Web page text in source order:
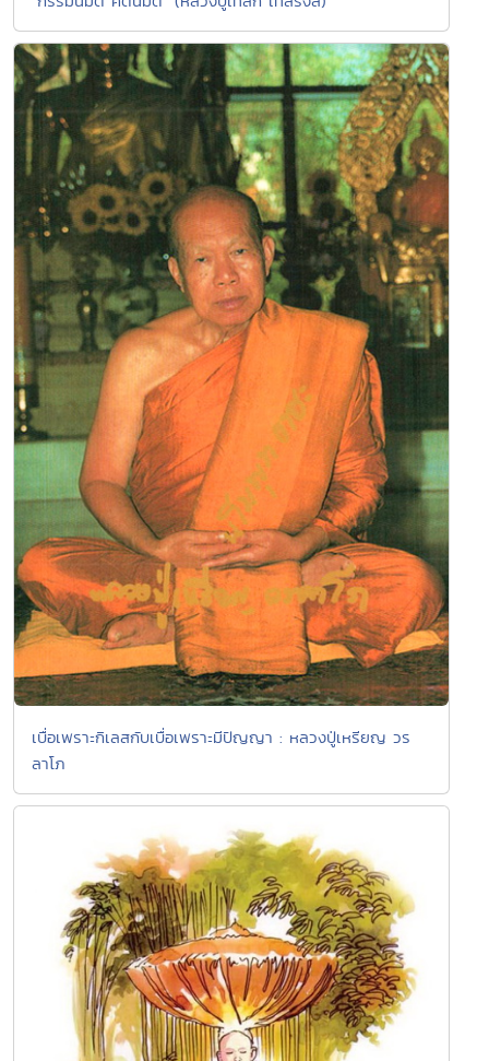
เบื่อเพราะกิเลสกับเบื่อเพราะมีปัญญา : หลวงปู่เหรียญ วร
ลาโภ